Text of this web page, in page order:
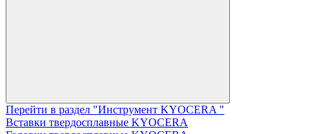
Перейти в раздел "Инструмент KYOCERA "
Вставки твердосплавные KYOCERA